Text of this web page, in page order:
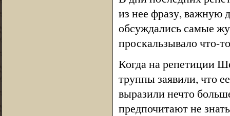
из нее фразу, важную
обсуждались самые
проскальзывало что-
Когда на репетиции
труппы заявили, что
выразили нечто
предпочитают не